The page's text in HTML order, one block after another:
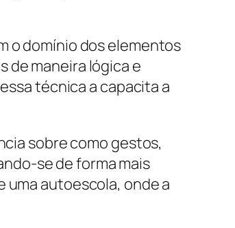
o domínio dos elementos
de maneira lógica e
técnica a capacita a
sobre como gestos,
se de forma mais
uma autoescola, onde a